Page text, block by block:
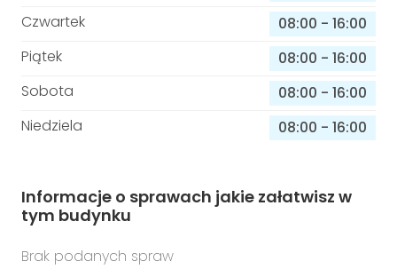
Czwartek
08:00 - 16:00
Piątek
08:00 - 16:00
Sobota
08:00 - 16:00
Niedziela
08:00 - 16:00
Informacje o sprawach jakie załatwisz w
tym budynku
Brak podanych spraw